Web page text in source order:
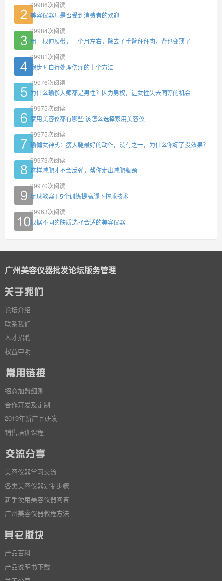
99986次阅读
美容仪器厂是否受到消费者的欢迎
99984次阅读
用一根伸展带，一个月左右，除去了手臂拜拜肉，背也变薄了
99981 次阅读
跑步时自行处理伤痛的十个方法
99976次阅读
为什么瑜伽大师都是男性？因为男权，让女性失去同等的机会
99975次阅读
家用美容仪都有哪些 该怎么选择家用美容仪
99975次阅读
瑜伽女神式：瘦大腿最好的动作，没有之一，为什么你练了没效果？
99973次阅读
这样减肥才不会反弹，帮你走出减肥瓶颈
99970次阅读
足球教案丨5个训练提高脚下控球技术
99963次阅读
根据不同的肤质选择合适的美容仪器
广州美容仪器批发论坛版务管理
论坛介绍
联系我们
人才招聘
权益申明
招商加盟细则
合作开发及定制
2019年新产品研发
销售培训课程
美容仪器学习交流
各类美容仪器定制步骤
新手使用美容仪器问答
广州美容仪器教程方法
产品百科
产品说明书下载